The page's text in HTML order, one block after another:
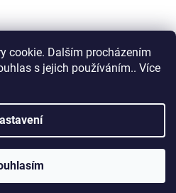
cookie. Dalším procházením
s jejich používáním.. Více
Dvůr
Shoptet
. Všechna práva vyhrazena.